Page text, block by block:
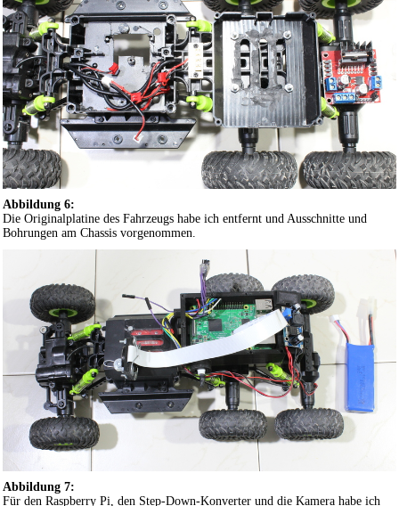
Abbildung 6:
Die Originalplatine des Fahrzeugs habe ich entfernt und Ausschnitte und
Bohrungen am Chassis vorgenommen.
Abbildung 7:
Für den Raspberry Pi, den Step-Down-Konverter und die Kamera habe ich